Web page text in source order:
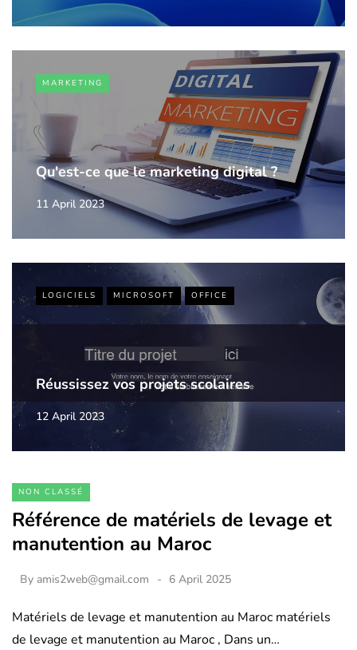
MARKETING
Qu'est-ce que le marketing digital ?
11 April 2023
LOGICIELS MICROSOFT OFFICE
Réussissez vos projets scolaires
12 April 2023
NON CLASSÉ
Référence de matériels de levage et
manutention au Maroc
By amis2web@gmail.com 6 April 2025
Matériels de levage et manutention au Maroc matériels
de levage et manutention au Maroc , Dans un…